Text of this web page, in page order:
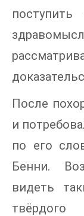
После
и
по его
Бенни.
видеть